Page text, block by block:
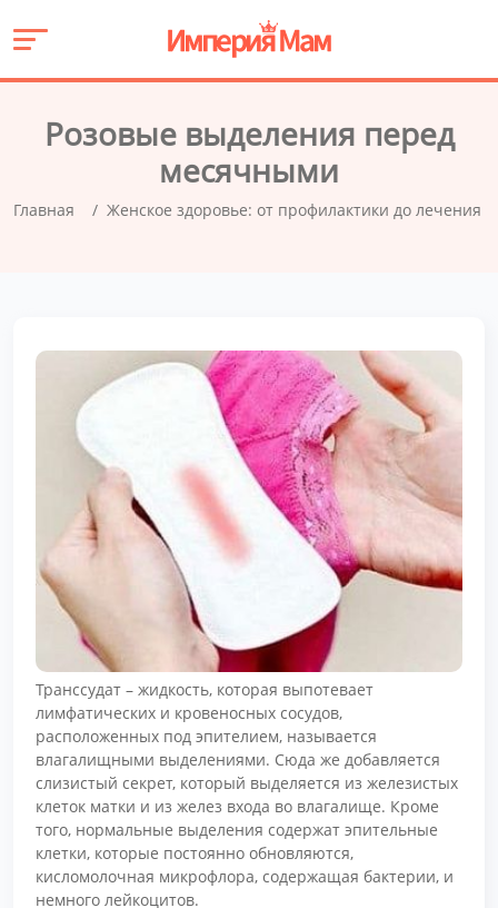
Розовые выделения перед
месячными
Главная Женское здоровье: от профилактики до лечения
Транссудат – жидкость, которая выпотевает
лимфатических и кровеносных сосудов,
расположенных под эпителием, называется
влагалищными выделениями. Сюда же добавляется
слизистый секрет, который выделяется из железистых
клеток матки и из желез входа во влагалище. Кроме
того, нормальные выделения содержат эпительные
клетки, которые постоянно обновляются,
кисломолочная микрофлора, содержащая бактерии, и
немного лейкоцитов.